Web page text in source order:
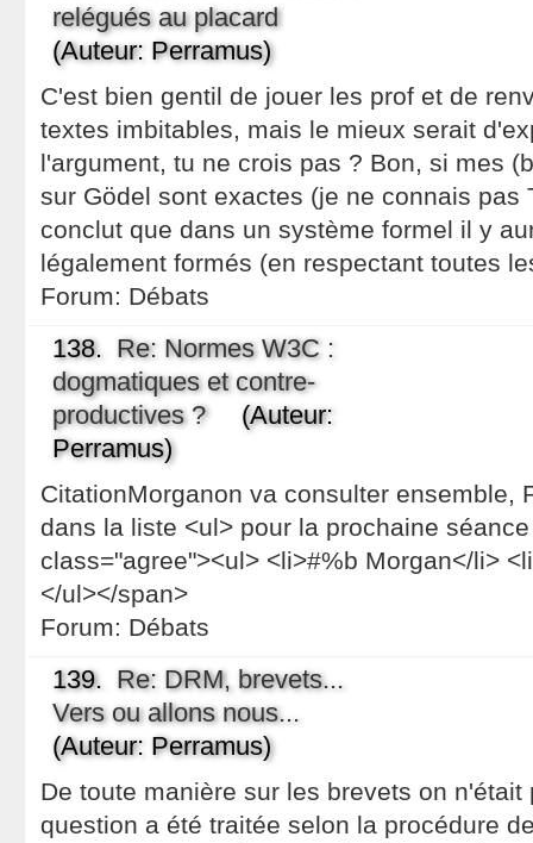
relégués au placard
(Auteur: Perramus)
C'est bien gentil de jouer les prof et de
textes imbitables, mais le mieux serait
l'argument, tu ne crois pas ? Bon, si mes
sur Gödel sont exactes (je ne connais pas
conclut que dans un système formel il y
légalement formés (en respectant toutes
Forum: Débats
138. Re: Normes W3C :
dogmatiques et contre-
productives ?(Auteur:
Perramus)
CitationMorganon va consulter ensemble,
dans la liste <ul> pour la prochaine
class="agree"><ul> <li>#%b Morgan</li>
</ul></span>
Forum: Débats
139. Re: DRM, brevets...
Vers ou allons nous...
(Auteur: Perramus)
De toute manière sur les brevets on
question a été traitée selon la procédure